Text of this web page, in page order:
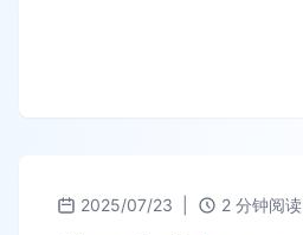
2025/07/23 2 分钟阅读